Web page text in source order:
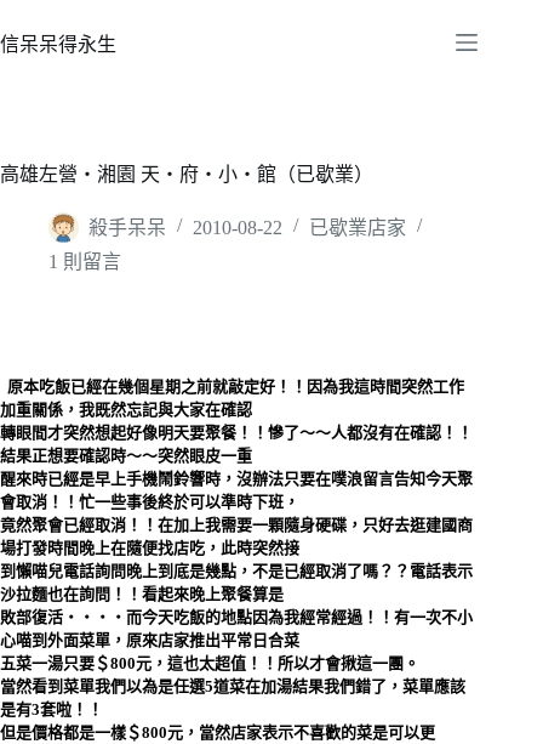
至
容
信呆呆得永生
高雄左營‧湘園 天‧府‧小‧館（已歇業）
殺手呆呆 2010-08-22
已歇業店家
1 則留言
原本吃飯已經在幾個星期之前就敲定好！！因為我這時間突然工作
加重關係，我既然忘記與大家在確認
轉眼間才突然想起好像明天要聚餐！！慘了～～人都沒有在確認！！
結果正想要確認時～～突然眼皮一重
醒來時已經是早上手機鬧鈴響時，沒辦法只要在噗浪留言告知今天聚
會取消！！忙一些事後終於可以準時下班，
竟然聚會已經取消！！在加上我需要一顆隨身硬碟，只好去逛建國商
場打發時間晚上在隨便找店吃，此時突然接
到懶喵兒電話詢問晚上到底是幾點，不是已經取消了嗎？？電話表示
沙拉麵也在詢問！！看起來晚上聚餐算是
敗部復活‧‧‧‧而今天吃飯的地點因為我經常經過！！有一次不小
心喵到外面菜單，原來店家推出平常日合菜
五菜一湯只要＄800元，這也太超值！！所以才會揪這一團。
當然看到菜單我們以為是任選5道菜在加湯結果我們錯了，菜單應該
是有3套啦！！
但是價格都是一樣＄800元，當然店家表示不喜歡的菜是可以更